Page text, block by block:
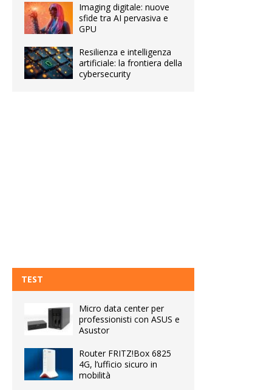
Imaging digitale: nuove
sfide tra AI pervasiva e
GPU
Resilienza e intelligenza
artificiale: la frontiera della
cybersecurity
TEST
Micro data center per
professionisti con ASUS e
Asustor
Router FRITZ!Box 6825
4G, l’ufficio sicuro in
mobilità